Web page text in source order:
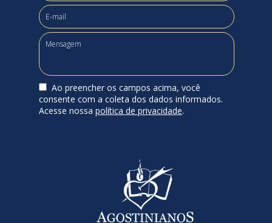
Ao preencher os campos acima, você
consente com a coleta dos dados informados.
Acesse nossa política de privacidade.